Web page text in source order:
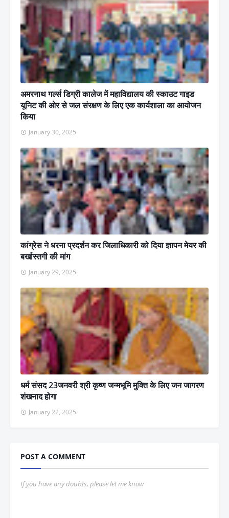
अमरनाथ गर्ल्स डिग्री कालेज में महाविद्यालय की स्काउट गाइड
यूनिट की ओर से जल संरक्षण के लिए एक कार्यशाला का आयोजन
किया
January 30, 2025
कांग्रेस ने धरना प्रदर्शन कर जिलाधिकारी को दिया ज्ञापन मेयर की
बर्खास्तगी की मांग
January 29, 2025
धर्म संसद 23जनवरी श्री कृष्ण जन्मभूमि मुक्ति के लिए जन जागरण
शंखनाद होगा
January 22, 2025
POST A COMMENT
If you have any doubts, please let me know